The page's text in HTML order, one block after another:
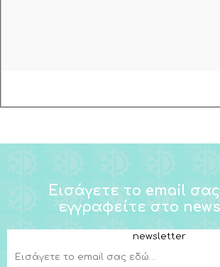
Εισάγετε το email
εγγραφείτε στο
newsletter